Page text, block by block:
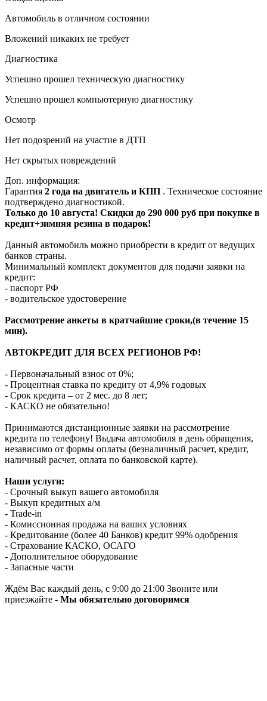
Автомобиль в отличном состоянии
Вложений никаких не требует
Диагностика
Успешно прошел техническую диагностику
Успешно прошел компьютерную диагностику
Осмотр
Нет подозрений на участие в ДТП
Нет скрытых повреждений
Доп. информация:
Гарантия 2 года на двигатель и КПП . Техническое состояние
подтверждено диагностикой.
Только до 10 августа! Скидки до 290 000 руб при покупке в
кредит+зимняя резина в подарок!
Данный автомобиль можно приобрести в кредит от ведущих
банков страны.
Минимальный комплект документов для подачи заявки на
кредит:
- паспорт РФ
- водительское удостоверение
Рассмотрение анкеты в кратчайшие сроки,(в течение 15
мин).
АВТОКРЕДИТ ДЛЯ ВСЕХ РЕГИОНОВ РФ!
- Первоначальный взнос от 0%;
- Процентная ставка по кредиту от 4,9% годовых
- Срок кредита – от 2 мес. до 8 лет;
- КАСКО не обязательно!
Принимаются дистанционные заявки на рассмотрение
кредита по телефону! Выдача автомобиля в день обращения,
независимо от формы оплаты (безналичный расчет, кредит,
наличный расчет, оплата по банковской карте).
Наши услуги:
- Срочный выкуп вашего автомобиля
- Выкуп кредитных а/м
- Trade-in
- Комиссионная продажа на ваших условиях
- Кредитование (более 40 Банков) кредит 99% одобрения
- Страхование КАСКО, ОСАГО
- Дополнительное оборудование
- Запасные части
Ждём Вас каждый день, с 9:00 до 21:00 Звоните или
приезжайте - Мы обязательно договоримся